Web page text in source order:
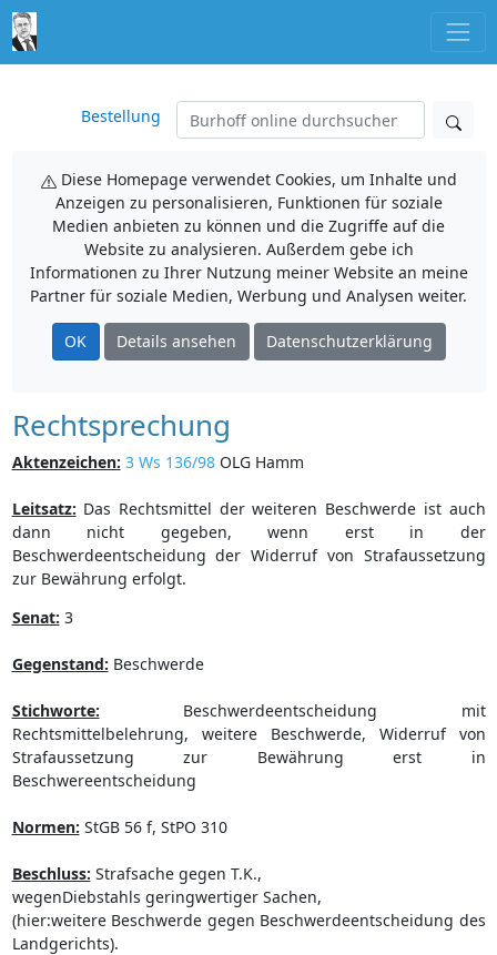
Bestellung
Diese Homepage verwendet Cookies, um Inhalte und
Anzeigen zu personalisieren, Funktionen für soziale
Medien anbieten zu können und die Zugriffe auf die
Website zu analysieren. Außerdem gebe ich
Informationen zu Ihrer Nutzung meiner Website an meine
Partner für soziale Medien, Werbung und Analysen weiter.
OK Details ansehen Datenschutzerklärung
Rechtsprechung
Aktenzeichen: 3 Ws 136/98OLG Hamm
Leitsatz: Das Rechtsmittel der weiteren Beschwerde ist auch
dann nicht gegeben, wenn erst in der
Beschwerdeentscheidung der Widerruf von Strafaussetzung
zur Bewährung erfolgt.
Senat: 3
Gegenstand: Beschwerde
Stichworte: Beschwerdeentscheidung mit
Rechtsmittelbelehrung, weitere Beschwerde, Widerruf von
Strafaussetzung zur Bewährung erst in
Beschwereentscheidung
Normen: StGB 56 f, StPO 310
Beschluss: Strafsache gegen T.K.,
wegenDiebstahls geringwertiger Sachen,
(hier:weitere Beschwerde gegen Beschwerdeentscheidung des
Landgerichts).